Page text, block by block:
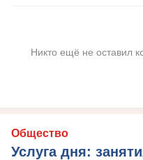
Никто ещё не оставил
Общество
Услуга дня: